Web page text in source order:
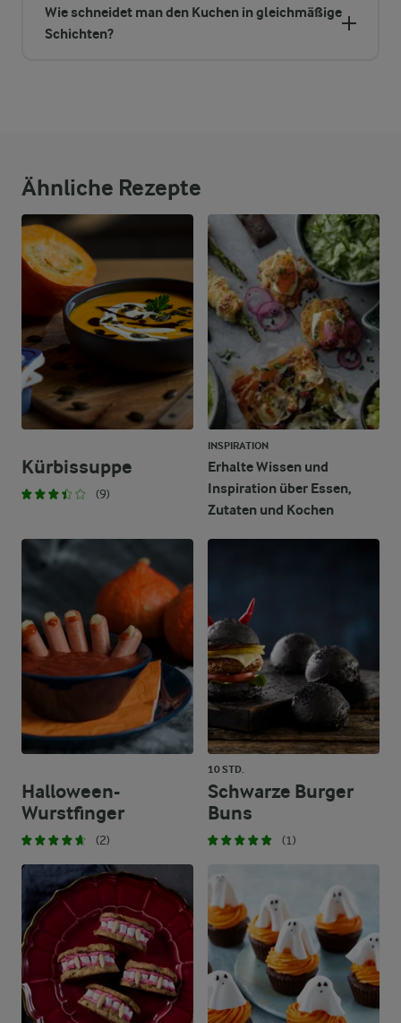
Wie schneidet man den Kuchen in gleichmäßige
Schichten?
Ähnliche Rezepte
Kürbissuppe
(9)
INSPIRATION
Erhalte Wissen und
Inspiration über Essen,
Zutaten und Kochen
Halloween-
Wurstfinger
(2)
10 STD.
Schwarze Burger
Buns
(1)